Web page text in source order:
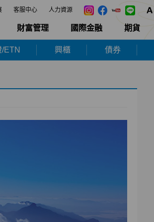
客服中心 人力資源
財富管理 國際金融 期貨
ETN 興櫃 債券